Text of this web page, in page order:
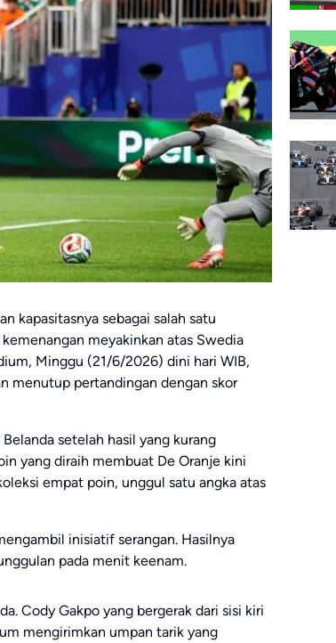
kapasitasnya sebagai salah satu
meyakinkan atas Swedia
Minggu (21/6/2026) dini hari WIB,
menutup pertandingan dengan skor
setelah hasil yang kurang
yang diraih membuat De Oranje kini
empat poin, unggul satu angka atas
inisiatif serangan. Hasilnya
pada menit keenam.
Cody Gakpo yang bergerak dari sisi kiri
mengirimkan umpan tarik yang